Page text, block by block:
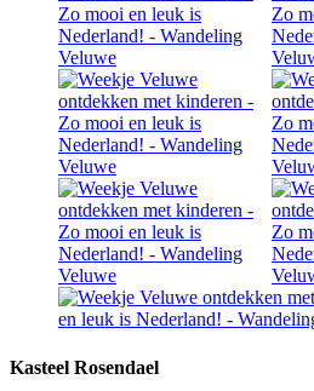
Kasteel Rosendael